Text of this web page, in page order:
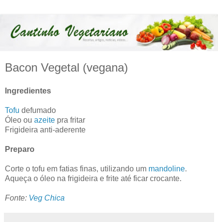
Bacon Vegetal (vegana)
Ingredientes
Tofu defumado
Óleo ou azeite pra fritar
Frigideira anti-aderente
Preparo
Corte o tofu em fatias finas, utilizando um mandoline.
Aqueça o óleo na frigideira e frite até ficar crocante.
Fonte: Veg Chica